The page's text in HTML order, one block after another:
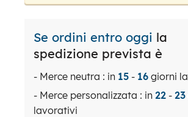
Se ordini entro oggi la
spedizione prevista è
- Merce neutra : in 15 - 16 giorni
- Merce personalizzata : in 22 - 23
lavorativi